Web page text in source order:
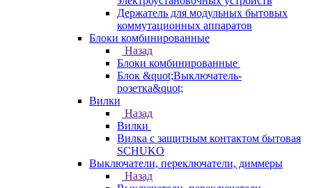
Держатель для модульных бытовых
коммутационных аппаратов
Блоки комбинированные
Назад
Блоки комбинированные
Блок &quot;Выключатель-
розетка&quot;
Вилки
Назад
Вилки
Вилка с защитным контактом бытовая
SCHUKO
Выключатели, переключатели, диммеры
Назад